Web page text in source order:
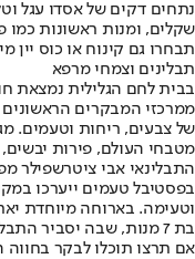
שקלים, ומנות ראשונות כמו
תבחרו גם קינוח או כוס יין
תבלינים וצמחי מרפא
בבית לחם הגלילית נמצאת
ממרכזי המבקרים הראשונים
של צבעים, ריחות וטעמים.
מטבחי העולם, פירות יבשים,
התבלינאי אבי ציטרשפילר
בפסטיבל טעמים ייערכו
וטעימה. בארוחה מיוחדת
בת 7 מנות, שבה יסביר התבלינאי על התבלינים ותרומתם לגוף ולנפש.
אם תרצו תוכלו לבקר